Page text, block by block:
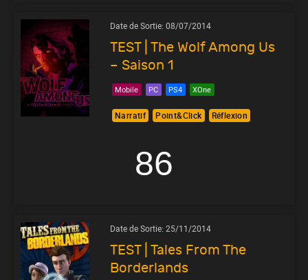
Date de Sortie: 08/07/2014
TEST | The Wolf Among Us
– Saison 1
Mobile PC PS4 XOne
Narratif Point&Click Réflexion
86
Date de Sortie: 25/11/2014
TEST | Tales From The
Borderlands